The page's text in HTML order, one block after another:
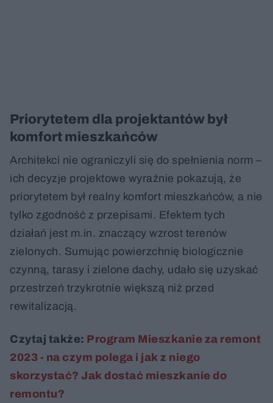
Priorytetem dla projektantów był
komfort mieszkańców
Architekci nie ograniczyli się do spełnienia norm –
ich decyzje projektowe wyraźnie pokazują, że
priorytetem był realny komfort mieszkańców, a nie
tylko zgodność z przepisami. Efektem tych
działań jest m.in. znaczący wzrost terenów
zielonych. Sumując powierzchnię biologicznie
czynną, tarasy i zielone dachy, udało się uzyskać
przestrzeń trzykrotnie większą niż przed
rewitalizacją.
Czytaj także: Program Mieszkanie za remont
2023 - na czym polega i jak z niego
skorzystać? Jak dostać mieszkanie do
remontu?